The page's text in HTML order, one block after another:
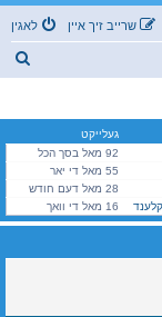
לאגין שרייב זיך איין
געלייקט
92 מאל בסך הכל
55 מאל די יאר
28 מאל דעם חודש
16 מאל די וואך